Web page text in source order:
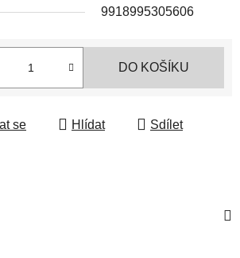
9918995305606
DO KOŠÍKU
se Hlídat Sdílet